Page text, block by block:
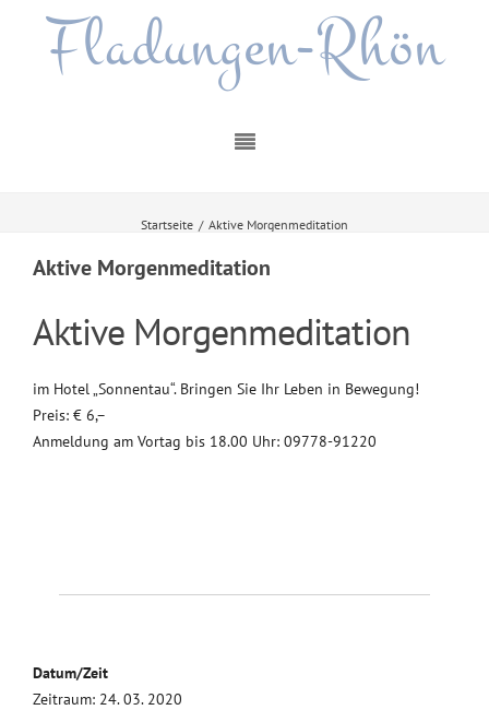
Fladungen-Rhön
Startseite / Aktive Morgenmeditation
Aktive Morgenmeditation
Aktive Morgenmeditation
im Hotel „Sonnentau“. Bringen Sie Ihr Leben in Bewegung!
Preis: € 6,–
Anmeldung am Vortag bis 18.00 Uhr: 09778-91220
Datum/Zeit
Zeitraum: 24. 03. 2020